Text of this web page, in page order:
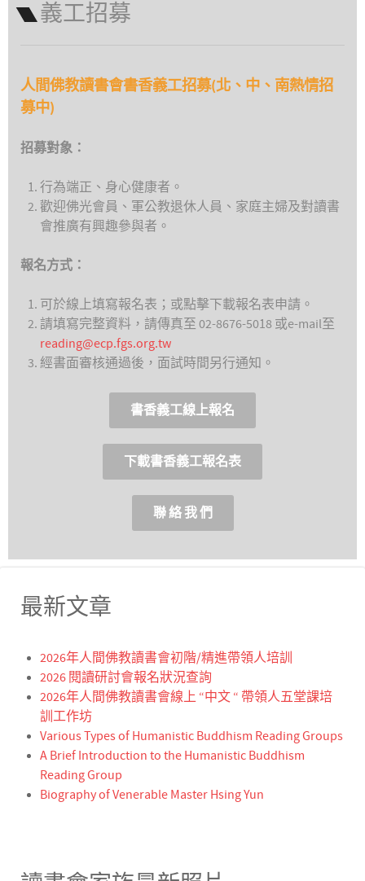
義工招募
人間佛教讀書會書香義工招募(北、中、南熱情招
募中)
招募對象：
行為端正、身心健康者。
歡迎佛光會員、軍公教退休人員、家庭主婦及對讀書
會推廣有興趣參與者。
報名方式：
可於線上填寫報名表；或點擊下載報名表申請。
請填寫完整資料，請傳真至 02-8676-5018 或e-mail至
reading@ecp.fgs.org.tw
經書面審核通過後，面試時間另行通知。
書香義工線上報名
下載書香義工報名表
聯 絡 我 們
最新文章
2026年人間佛教讀書會初階/精進帶領人培訓
2026 閱讀研討會報名狀況查詢
2026年人間佛教讀書會線上 “中文 “ 帶領人五堂課培
訓工作坊
Various Types of Humanistic Buddhism Reading Groups
A Brief Introduction to the Humanistic Buddhism
Reading Group
Biography of Venerable Master Hsing Yun